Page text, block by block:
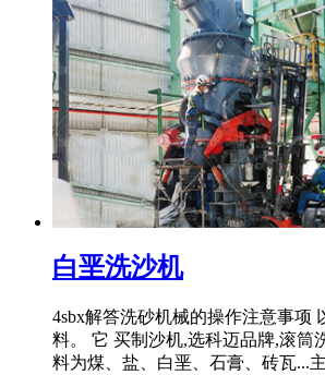
白垩洗沙机
4sbx解答洗砂机械的操作注意事项
料。 它 买制沙机,选科迈品牌,滚筒
料为煤、盐、白垩、石膏、砖瓦...